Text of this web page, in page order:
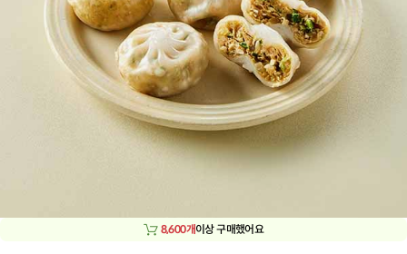
8,600개이상 구매했어요